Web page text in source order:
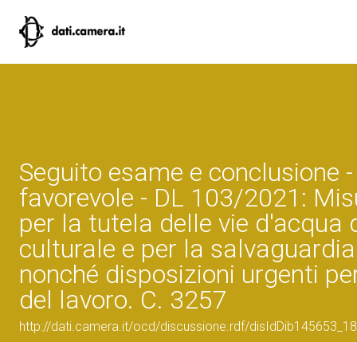
Seguito esame e conclusione
favorevole - DL 103/2021:
per la tutela delle vie d'acqua
culturale e per la
nonché disposizioni urgenti
del lavoro. C. 3257
http://dati.camera.it/ocd/discussione.rdf/disIdDib145653_18